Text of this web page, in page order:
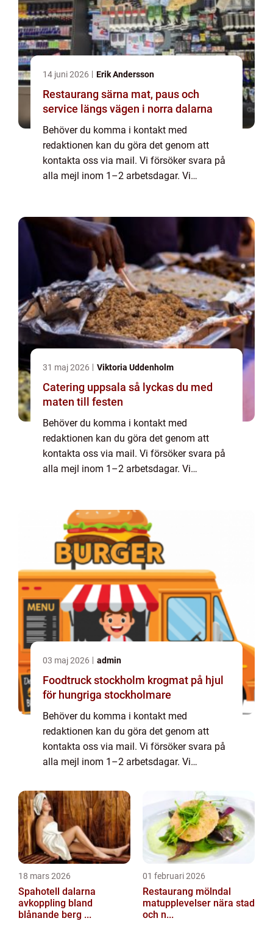
14 juni 2026 Erik Andersson
Restaurang särna mat, paus och
service längs vägen i norra dalarna
Behöver du komma i kontakt med
redaktionen kan du göra det genom att
kontakta oss via mail. Vi försöker svara på
alla mejl inom 1–2 arbetsdagar. Vi
31 maj 2026 Viktoria Uddenholm
Catering uppsala så lyckas du med
maten till festen
Behöver du komma i kontakt med
redaktionen kan du göra det genom att
kontakta oss via mail. Vi försöker svara på
alla mejl inom 1–2 arbetsdagar. Vi
03 maj 2026 admin
Foodtruck stockholm krogmat på hjul
för hungriga stockholmare
Behöver du komma i kontakt med
redaktionen kan du göra det genom att
kontakta oss via mail. Vi försöker svara på
alla mejl inom 1–2 arbetsdagar. Vi
kommentarer till innehållet på vår sida.
18 mars 2026
Spahotell dalarna
avkoppling bland
blånande berg ...
01 februari 2026
Restaurang mölndal
matupplevelser nära stad
och n...